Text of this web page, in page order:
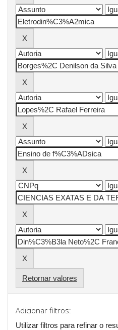
Retornar valores
Adicionar filtros:
Utilizar filtros para refinar o